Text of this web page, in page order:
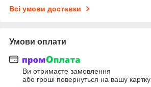
Всі умови доставки
Умови оплати
Ви отримаєте замовлення
або гроші повернуться на вашу картку